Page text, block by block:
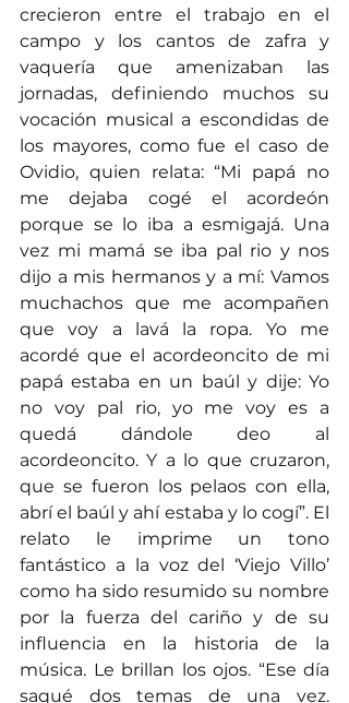
crecieron entre el trabajo en el
campo y los cantos de zafra y
vaquería que amenizaban las
jornadas, definiendo muchos su
vocación musical a escondidas de
los mayores, como fue el caso de
Ovidio, quien relata: “Mi papá no
me dejaba cogé el acordeón
porque se lo iba a esmigajá. Una
vez mi mamá se iba pal rio y nos
dijo a mis hermanos y a mí: Vamos
muchachos que me acompañen
que voy a lavá la ropa. Yo me
acordé que el acordeoncito de mi
papá estaba en un baúl y dije: Yo
no voy pal rio, yo me voy es a
quedá dándole deo al
acordeoncito. Y a lo que cruzaron,
que se fueron los pelaos con ella,
abrí el baúl y ahí estaba y lo cogí”. El
relato le imprime un tono
fantástico a la voz del ‘Viejo Villo’
como ha sido resumido su nombre
por la fuerza del cariño y de su
influencia en la historia de la
música. Le brillan los ojos. “Ese día
saqué dos temas de una vez.